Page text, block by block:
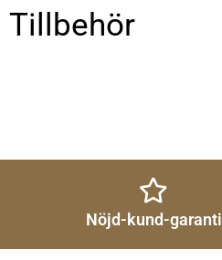
Tillbehör
Nöjd-kund-garanti